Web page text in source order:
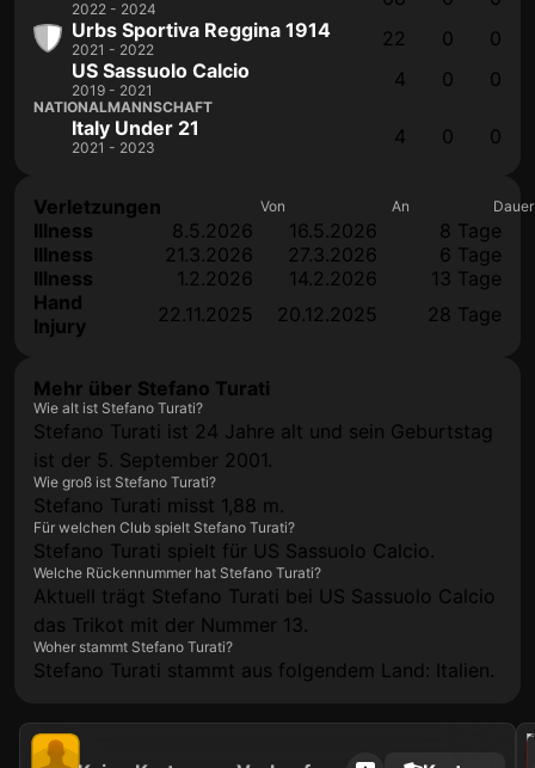
2022 - 2024
Urbs Sportiva Reggina 1914
2021 - 2022 22 0
0
US Sassuolo Calcio
2019 - 2021 4 0 0
NATIONALMANNSCHAFT
Italy Under 21
2021 - 2023 4 0 0
Verletzungen Von An Dauer
Illness 8.5.2026 16.5.2026
8 Tage
Illness
21.3.2026 27.3.2026
6 Tage
Illness
1.2.2026 14.2.2026
13 Tage
Hand
Injury
22.11.2025 20.12.2025 28 Tage
Mehr über Stefano Turati
Wie alt ist Stefano Turati?
Stefano Turati ist 24 Jahre alt und sein Geburtstag
ist der 5. September 2001.
Wie groß ist Stefano Turati?
Stefano Turati misst 1,88 m.
Für welchen Club spielt Stefano Turati?
Stefano Turati spielt für US Sassuolo Calcio.
Welche Rückennummer hat Stefano Turati?
Aktuell trägt Stefano Turati bei US Sassuolo Calcio
das Trikot mit der Nummer 13.
Woher stammt Stefano Turati?
Stefano Turati stammt aus folgendem Land: Italien.
2024